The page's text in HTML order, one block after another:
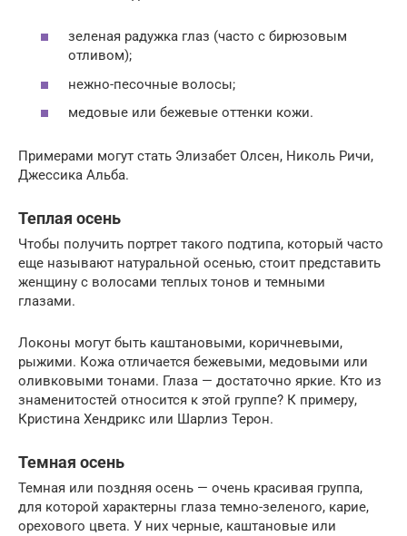
зеленая радужка глаз (часто с бирюзовым
отливом);
нежно-песочные волосы;
медовые или бежевые оттенки кожи.
Примерами могут стать Элизабет Олсен, Николь Ричи,
Джессика Альба.
Теплая осень
Чтобы получить портрет такого подтипа, который часто
еще называют натуральной осенью, стоит представить
женщину с волосами теплых тонов и темными
глазами.
Локоны могут быть каштановыми, коричневыми,
рыжими. Кожа отличается бежевыми, медовыми или
оливковыми тонами. Глаза — достаточно яркие. Кто из
знаменитостей относится к этой группе? К примеру,
Кристина Хендрикс или Шарлиз Терон.
Темная осень
Темная или поздняя осень — очень красивая группа,
для которой характерны глаза темно-зеленого, карие,
орехового цвета. У них черные, каштановые или